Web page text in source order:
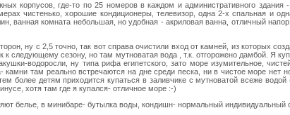
корпусов, где-то по 25 номеров в каждом и административного здания
чистенько, хорошие кондиционеры, телевизор, одна 2-х спальная и
ванная комната небольшая, но удобная - акриловая ванна, отличный
ну с 2,5 точно, так вот справа очистили вход от камней, из которых
следующему сезону, но там мутноватая вода , т.к. отгорожено дамбой. Я
водоросли, ну типа рифа египетского, зато море изумительное,
там реально встречаются на дне среди песка, ни в чистое море нет
более детям приходится купаться в заливчике с мутноватой всеже
хотя там где я купался- отличное море :-)
белье, в минибаре- бутылка воды, кондишн- нормальный индивидуальный